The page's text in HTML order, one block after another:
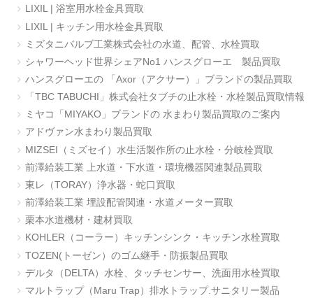
LIXIL | 浴室用水栓金具買取
LIXIL | キッチン用水栓金具買取
ミズタニバルブ工業株式会社の水道、配管、水栓買取
シャワーヘッド世界シェアNo1 ハンスグローエ 製品買取
ハンスグローエの 「Axor（アクサー）」ブランドの製品買取
「TBC TABUCHI」株式会社タブチの止水栓・水栓製品買取情報
ミヤコ「MIYAKO」ブランドの 水まわり製品買取のご案内
アドヴァン水まわり製品買取
MIZSEI（ミズセイ）水生活製作所の止水栓・分岐栓買取
前澤給装工業 上水道・下水道・環境機器関連製品買取
東レ（TORAY）浄水器・蛇口買取
前澤給装工業 埋設配管関連・水道メーター買取
栗本水道機材・建材買取
KOHLER（コーラー）キッチンシンク・キッチン水栓買取
TOZEN(トーゼン）のゴム継手・防振製品買取
デルタ（DELTA）水栓、タッチセンサー、洗面用水栓買取
マルトラップ（Maru Trap）排水トラップ.サニタリー製品